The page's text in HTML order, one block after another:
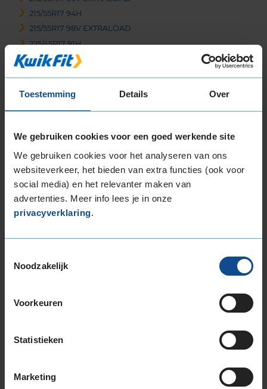
Toestemming Details Over
We gebruiken cookies voor een goed werkende site
We gebruiken cookies voor het analyseren van ons
websiteverkeer, het bieden van extra functies (ook voor
social media) en het relevanter maken van
advertenties. Meer info lees je in onze
privacyverklaring.
Noodzakelijk
Voorkeuren
Statistieken
Marketing
215/55R17 94H
215/55R17 98V EXTRALOAD
225/45R17 91H
225/45R17 91H RUNFLAT
225/45R17 94H EXTRALOAD
225/50R17 94H RUNFLAT
225/50R17 98H EXTRALOAD
225/50R17 98H EXTRALOAD
225/50R17 98H EXTRALOAD RUNFLAT
225/55R17 101V EXTRALOAD
225/55R17 97H
225/55R17 97H RUNFLAT
225/60R17 99H
255/40R17 98V EXTRALOAD